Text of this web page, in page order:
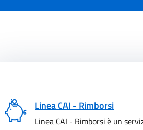
Linea CAI - Rimborsi
Linea CAI - Rimborsi è un